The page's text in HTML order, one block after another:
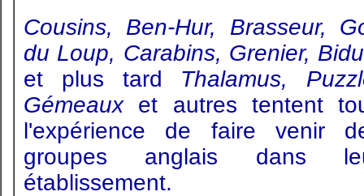
Cousins, Ben-Hur, Brasseur,
du Loup, Carabins, Grenier,
et plus tard Thalamus,
Gémeaux et autres tentent
l'expérience de faire venir
groupes anglais dans
établissement.